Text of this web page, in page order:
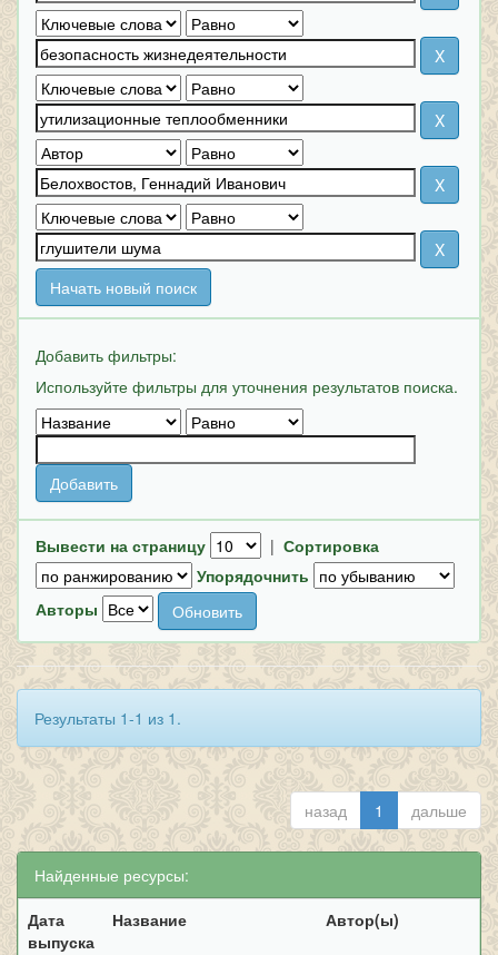
Начать новый поиск
Добавить фильтры:
Используйте фильтры для уточнения результатов поиска.
Вывести на страницу | Сортировка
Упорядочнить
Авторы
Результаты 1-1 из 1.
назад 1 дальше
Найденные ресурсы:
Дата
выпуска
Название Автор(ы)